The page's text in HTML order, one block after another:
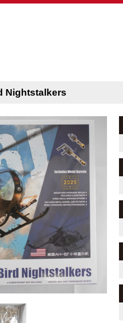
Nightstalkers